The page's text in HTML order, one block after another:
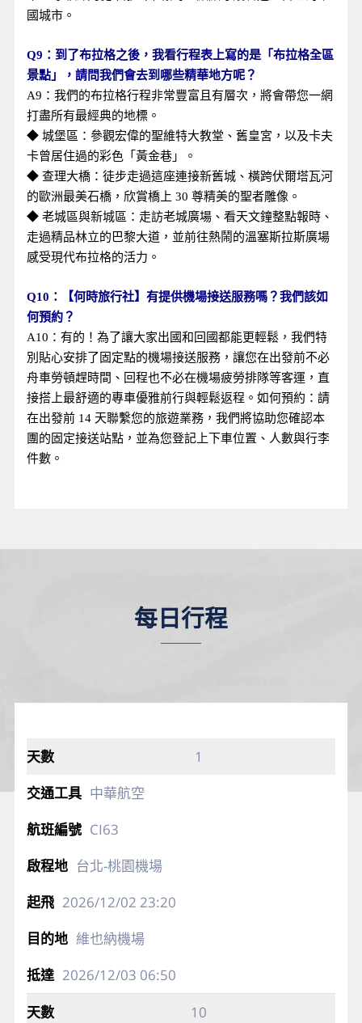
國城市。
Q9：到了布拉格之後，我看行程表上寫的是「布拉格全區
景點」，請問我們會去到哪些精華地方呢？
A9：我們的布拉格行程非常豐富且有層次，將會帶您一網
打盡所有最經典的地標。
◆ 城堡區：參觀宏偉的聖維特大教堂、舊皇宮，以及卡夫
卡曾居住過的彩色「黃金巷」。
◆ 查理大橋：徒步走過這座連接新舊城、橫跨伏爾塔瓦河
的歐洲最美石橋，欣賞橋上 30 尊精美的聖者雕像。
◆ 老城區與新城區：走訪老城廣場、看天文鐘整點報時、
走過精品林立的巴黎大道，並前往熱鬧的溫塞斯拉斯廣場
感受現代布拉格的活力。
Q10：【何時旅行社】有提供機場接送服務嗎？我們該如
何預約？
A10：有的！為了讓大家出國和回國都能更輕鬆，我們特
別貼心安排了固定點的機場接送服務，讓您在出發前不必
舟車勞頓趕時間、回程也不必在機場疲勞排隊等客運，直
接搭上最舒適的專車優雅前行與輕鬆返程。如何預約：請
在出發前 14 天聯繫您的旅遊業務，我們將協助您確認本
團的固定接送站點，並為您登記上下車位置、人數與行李
件數。
每日行程
1
中華航空
CI63
台北-桃園機場
2026/12/02 23:20
維也納機場
2026/12/03 06:50
10